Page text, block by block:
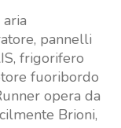
pannelli
frigorifero
fuoribordo
opera da
Brioni,